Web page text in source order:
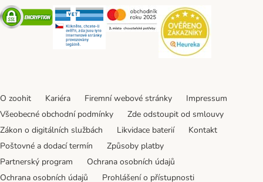
Security Security Security
O zoohit Kariéra Firemní webové stránky
Impressum
Všeobecné obchodní podmínky
Zde odstoupit od smlouvy
Zákon o digitálních službách
Likvidace baterií
Kontakt
Poštovné a dodací termín
Způsoby platby
Partnerský program
Ochrana osobních údajů
Ochrana osobních údajů
Prohlášení o přístupnosti